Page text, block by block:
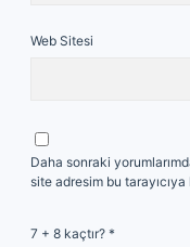
Web Sitesi
Daha sonraki
site adresim bu
7 + 8 kaçtır? *